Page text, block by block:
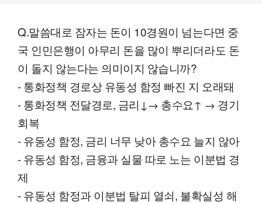
Q.말씀대로 잠자는 돈이 10경원이 넘는다면 중
국 인민은행이 아무리 돈을 많이 뿌리더라도 돈
이 돌지 않는다는 의미이지 않습니까?
- 통화정책 경로상 유동성 함정 빠진 지 오래돼
- 통화정책 전달경로, 금리↓→ 총수요↑ → 경기
회복
- 유동성 함정, 금리 너무 낮아 총수요 늘지 않아
- 유동성 함정, 금융과 실물 따로 노는 이분법 경
제
- 유동성 함정과 이분법 탈피 열쇠, 불확실성 해